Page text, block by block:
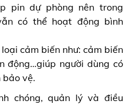
pin dự phòng nên trong
có thể hoạt động bình
cảm biến như: cảm biến
động…giúp người dùng có
bảo vệ.
chóng, quản lý và điều